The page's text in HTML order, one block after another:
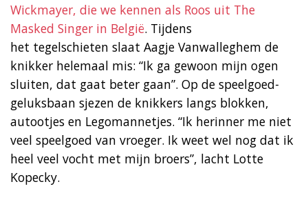
Wickmayer, die we kennen als Roos uit The
Masked Singer in België. Tijdens
het tegelschieten slaat Aagje Vanwalleghem de
knikker helemaal mis: “Ik ga gewoon mijn ogen
sluiten, dat gaat beter gaan”. Op de speelgoed-
geluksbaan sjezen de knikkers langs blokken,
autootjes en Legomannetjes. “Ik herinner me niet
veel speelgoed van vroeger. Ik weet wel nog dat ik
heel veel vocht met mijn broers”, lacht Lotte
Kopecky.